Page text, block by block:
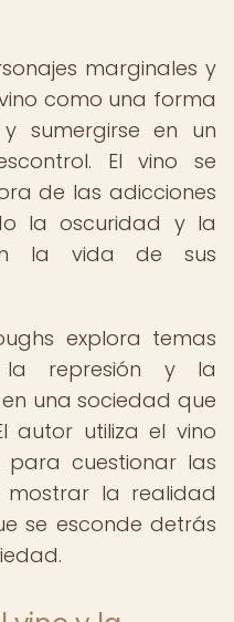
marginales y
como una forma
sumergirse en un
El vino se
de las adicciones
la oscuridad y la
la vida de sus
explora temas
la represión y la
una sociedad que
autor utiliza el vino
cuestionar las
mostrar la realidad
se esconde detrás